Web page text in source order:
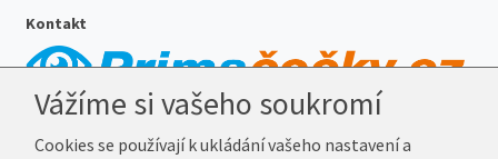
Kontakt
E-mail:info@prima-cocky.cz
Vážíme si vašeho soukromí
Cookies se používají k ukládání vašeho nastavení a